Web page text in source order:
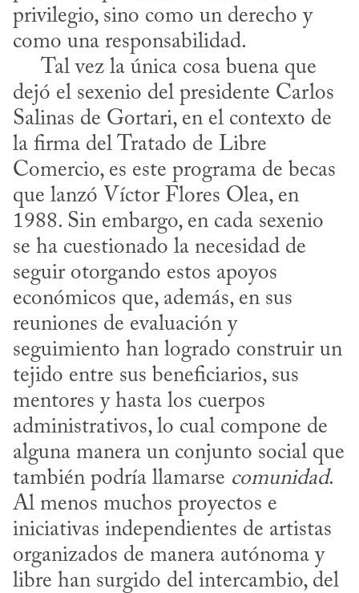
privilegio, sino como un derecho y
como una responsabilidad.
dejó el sexenio del presidente Carlos
Salinas de Gortari, en el contexto de
la firma del Tratado de Libre
Comercio, es este programa de becas
que lanzó Víctor Flores Olea, en
1988. Sin embargo, en cada sexenio
se ha cuestionado la necesidad de
seguir otorgando estos apoyos
económicos que, además, en sus
reuniones de evaluación y
seguimiento han logrado construir un
tejido entre sus beneficiarios, sus
mentores y hasta los cuerpos
administrativos, lo cual compone de
alguna manera un conjunto social que
también podría llamarse comunidad.
Al menos muchos proyectos e
iniciativas independientes de artistas
organizados de manera autónoma y
libre han surgido del intercambio, del